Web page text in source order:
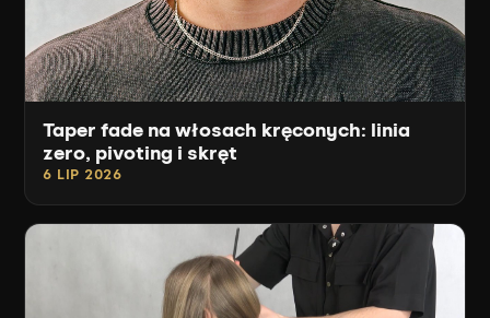
Taper fade na włosach kręconych: linia
zero, pivoting i skręt
6 LIP 2026